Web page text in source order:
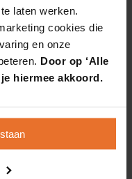
laten werken.
cookies die
en onze
Door op ‘Alle
hiermee akkoord.